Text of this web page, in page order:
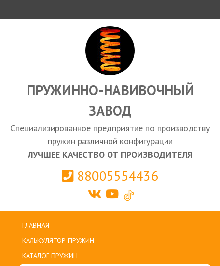
ИНВЕСТОРАМ
ПРОЕКТИРОВАНИЕ
ЭКСПОРТ
ЗАКУПКИ
КАЛЬКУЛЯТОР ПРУЖИН
Выберите город
ПРУЖИННО-НАВИВОЧНЫЙ
ЗАВОД
Специализированное предприятие по производству
пружин различной конфигурации
ЛУЧШЕЕ КАЧЕСТВО ОТ ПРОИЗВОДИТЕЛЯ
88005554436
ГЛАВНАЯ
КАЛЬКУЛЯТОР ПРУЖИН
КАТАЛОГ ПРУЖИН